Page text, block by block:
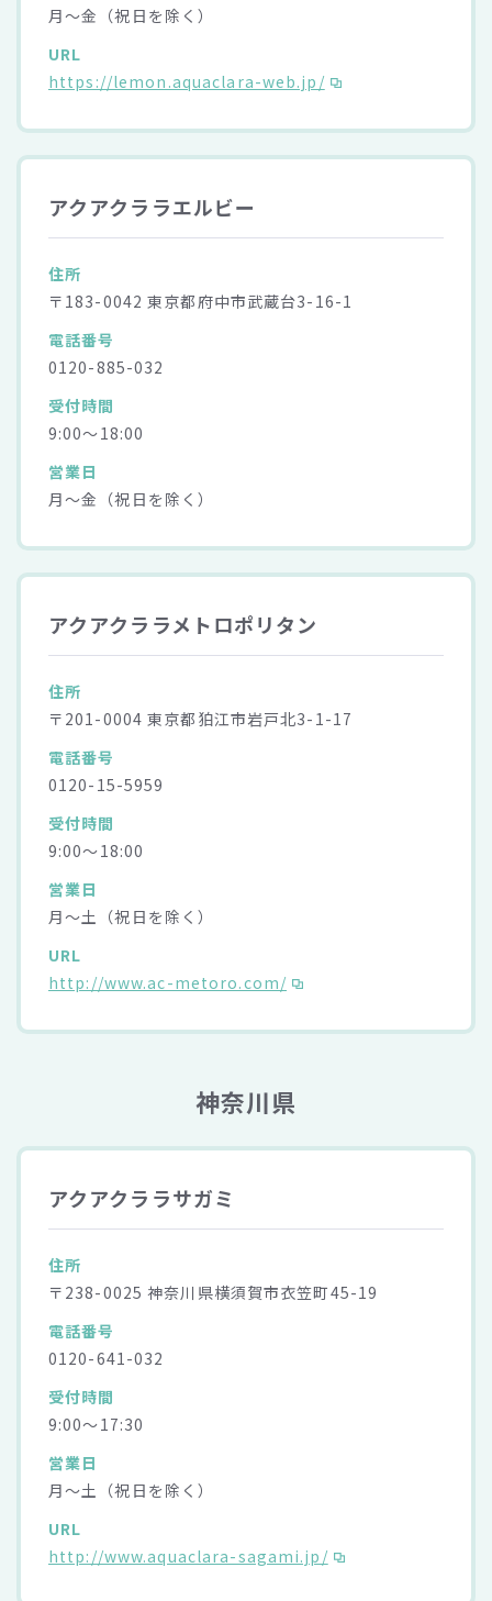
月～金（祝日を除く）
URL
https://lemon.aquaclara-web.jp/
アクアクララエルビー
住所
〒183-0042 東京都府中市武蔵台3-16-1
電話番号
0120-885-032
受付時間
9:00～18:00
営業日
月～金（祝日を除く）
アクアクララメトロポリタン
住所
〒201-0004 東京都狛江市岩戸北3-1-17
電話番号
0120-15-5959
受付時間
9:00～18:00
営業日
月～土（祝日を除く）
URL
http://www.ac-metoro.com/
神奈川県
アクアクララサガミ
住所
〒238-0025 神奈川県横須賀市衣笠町45-19
電話番号
0120-641-032
受付時間
9:00～17:30
営業日
月～土（祝日を除く）
URL
http://www.aquaclara-sagami.jp/